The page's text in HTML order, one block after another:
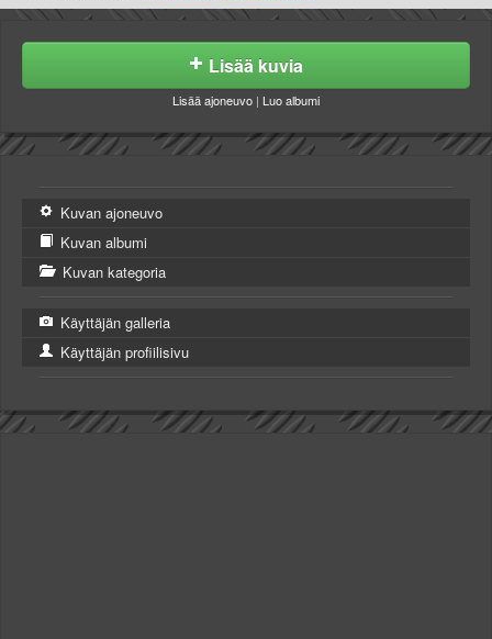
Lisää kuvia
Lisää ajoneuvo | Luo albumi
Kuvan ajoneuvo
Kuvan albumi
Kuvan kategoria
Käyttäjän galleria
Käyttäjän profiilisivu